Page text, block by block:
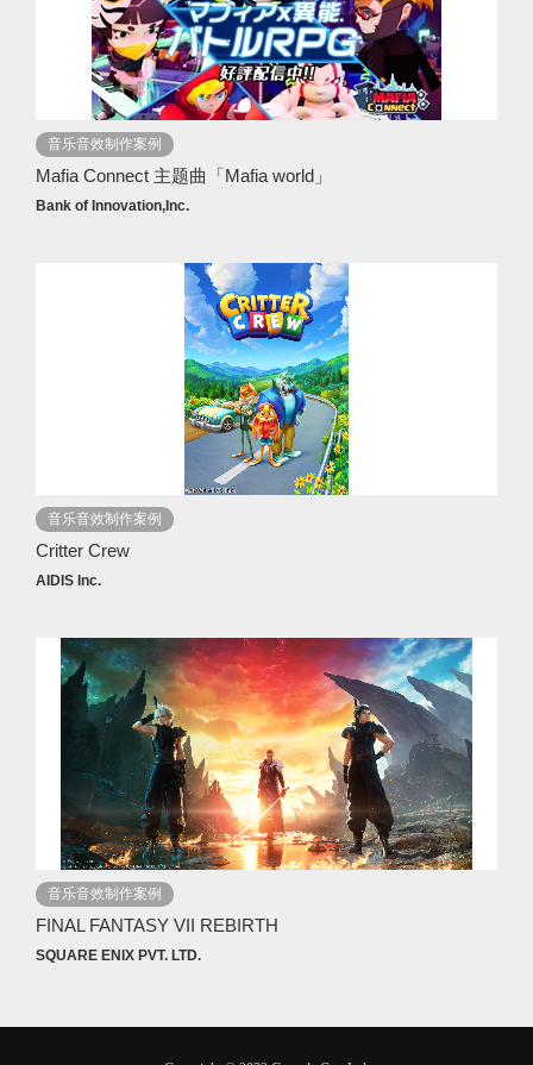
音乐音效制作案例
Mafia Connect 主题曲「Mafia world」
Bank of Innovation,Inc.
音乐音效制作案例
Critter Crew
AIDIS Inc.
音乐音效制作案例
FINAL FANTASY VII REBIRTH
SQUARE ENIX PVT. LTD.